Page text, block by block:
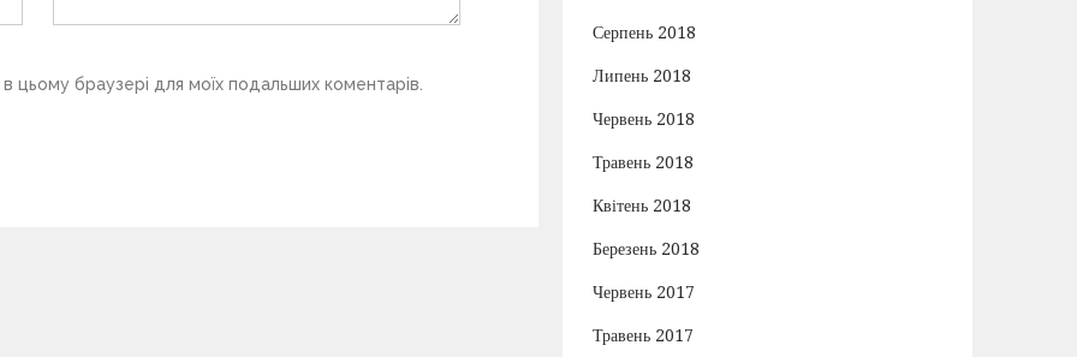
цьому браузері для моїх подальших коментарів.
Серпень 2018
Липень 2018
Червень 2018
Травень 2018
Квітень 2018
Березень 2018
Червень 2017
Травень 2017